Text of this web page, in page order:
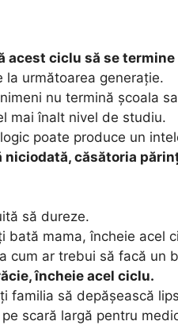
acest ciclu să se termine
următoarea generație.
nu termină școala
mai înalt nivel de studiu.
poate produce un
căsătoria
să dureze.
mama, încheie acel
cum ar trebui să facă un
încheie acel ciclu.
familia să depășească
scară largă pentru